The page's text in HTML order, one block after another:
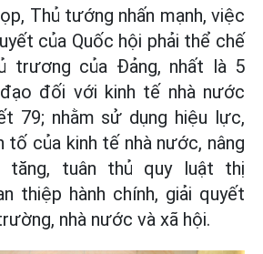
Thủ tướng nhấn mạnh, việc
của Quốc hội phải thể chế
trương của Đảng, nhất là 5
đối với kinh tế nhà nước
79; nhằm sử dụng hiệu lực,
tố của kinh tế nhà nước, nâng
tuân thủ quy luật thị
thiệp hành chính, giải quyết
nhà nước và xã hội.